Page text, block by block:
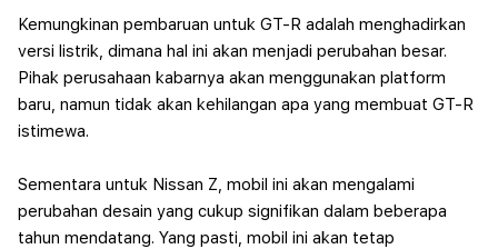
Kemungkinan pembaruan untuk GT-R adalah menghadirkan
versi listrik, dimana hal ini akan menjadi perubahan besar.
Pihak perusahaan kabarnya akan menggunakan platform
baru, namun tidak akan kehilangan apa yang membuat GT-R
istimewa.
Sementara untuk Nissan Z, mobil ini akan mengalami
perubahan desain yang cukup signifikan dalam beberapa
tahun mendatang. Yang pasti, mobil ini akan tetap